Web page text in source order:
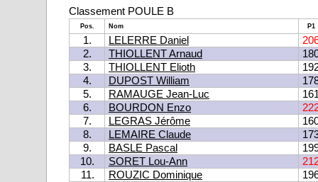
Classement POULE B
Pos. Nom P1
1. LELERRE Daniel
2.
THIOLLENT Arnaud
3.
THIOLLENT Elioth
4.
DUPOST William
5.
RAMAUGE Jean-Luc
6.
BOURDON Enzo
7.
LEGRAS Jérôme
8.
LEMAIRE Claude
9.
BASLE Pascal
10.
SORET Lou-Ann
11.
ROUZIC Dominique